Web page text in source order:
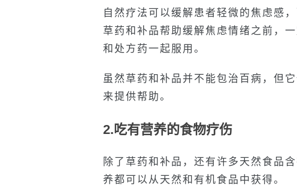
自然疗法可以缓解患者轻微的焦虑感
草药和补品帮助缓解焦虑情绪之前，
和处方药一起服用。
虽然草药和补品并不能包治百病，但
来提供帮助。
2.吃有营养的食物疗伤
除了草药和补品，还有许多天然食品
养都可以从天然和有机食品中获得。